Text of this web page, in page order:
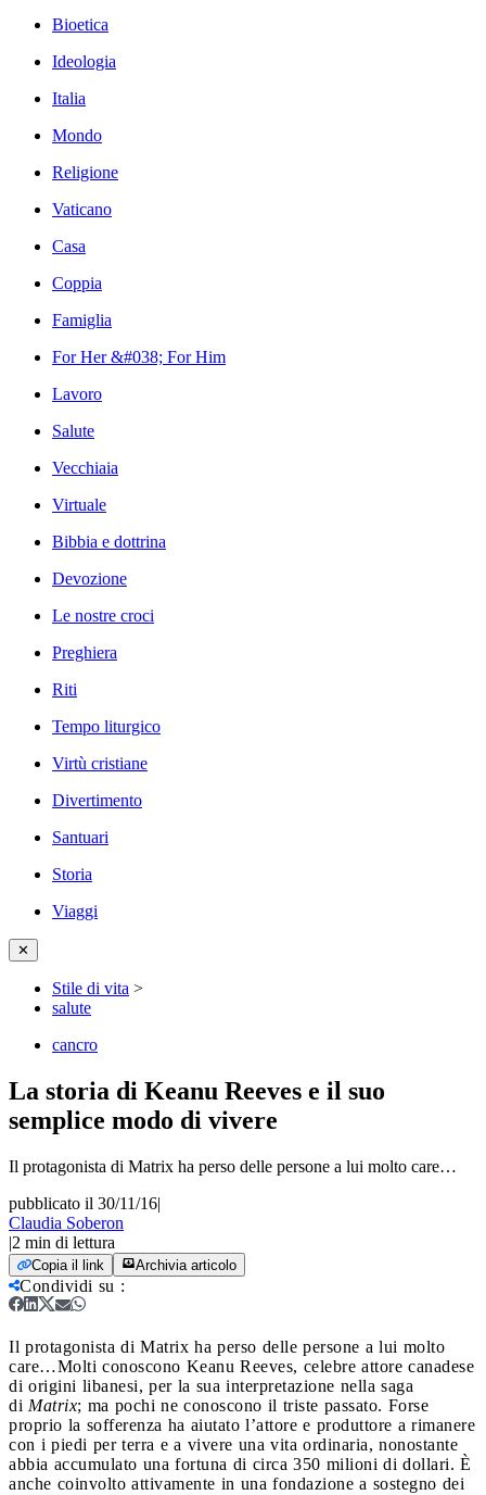
Bioetica
Ideologia
Italia
Mondo
Religione
Vaticano
Casa
Coppia
Famiglia
For Her &#038; For Him
Lavoro
Salute
Vecchiaia
Virtuale
Bibbia e dottrina
Devozione
Le nostre croci
Preghiera
Riti
Tempo liturgico
Virtù cristiane
Divertimento
Santuari
Storia
Viaggi
✕
Stile di vita >
salute
cancro
La storia di Keanu Reeves e il suo
semplice modo di vivere
Il protagonista di Matrix ha perso delle persone a lui molto care…
pubblicato il 30/11/16|
Claudia Soberon
|2 min di lettura
Copia il link Archivia articolo
Condividi su :
Il protagonista di Matrix ha perso delle persone a lui molto
care…Molti conoscono Keanu Reeves, celebre attore canadese
di origini libanesi, per la sua interpretazione nella saga
di Matrix; ma pochi ne conoscono il triste passato. Forse
proprio la sofferenza ha aiutato l’attore e produttore a rimanere
con i piedi per terra e a vivere una vita ordinaria, nonostante
abbia accumulato una fortuna di circa 350 milioni di dollari. È
anche coinvolto attivamente in una fondazione a sostegno dei